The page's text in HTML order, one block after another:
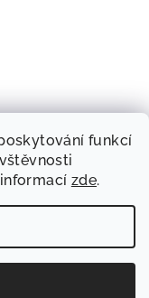
funkcí
zde.